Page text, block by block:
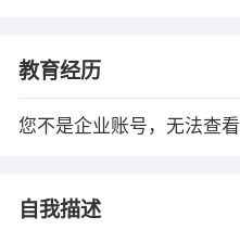
教育经历
您不是企业账号，无法查看
自我描述